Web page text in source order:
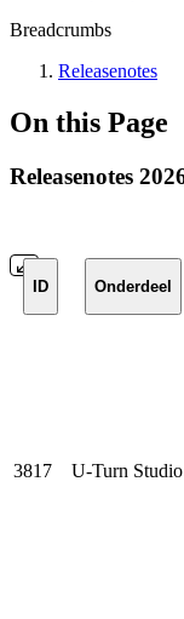
Breadcrumbs
Releasenotes
On this Page
Releasenotes
ID Onderdeel
3817 U-Turn Studio